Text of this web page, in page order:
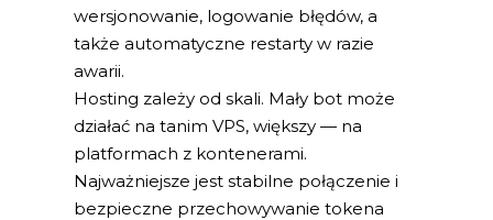
wersjonowanie, logowanie błędów, a
także automatyczne restarty w razie
awarii.
Hosting zależy od skali. Mały bot może
działać na tanim VPS, większy — na
platformach z kontenerami.
Najważniejsze jest stabilne połączenie i
bezpieczne przechowywanie tokena